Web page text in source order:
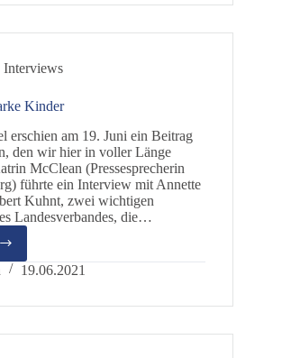
Interviews
Kinder
erschien am 19. Juni ein Beitrag
den wir hier in voller Länge
McClean (Pressesprecherin
führte ein Interview mit Annette
Kuhnt, zwei wichtigen
Landesverbandes, die…
19.06.2021